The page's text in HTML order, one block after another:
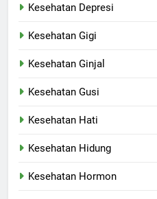
Kesehatan Depresi
Kesehatan Gigi
Kesehatan Ginjal
Kesehatan Gusi
Kesehatan Hati
Kesehatan Hidung
Kesehatan Hormon